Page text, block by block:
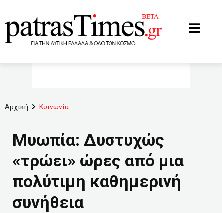
Αρχική Κοινωνία
Μυωπία: Δυστυχώς
«τρώει» ώρες από μια
πολύτιμη καθημερινή
συνήθεια